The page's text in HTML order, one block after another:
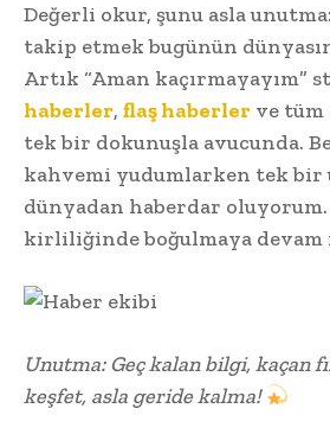
Değerli okur, şunu asla unutma:
takip etmek bugünün
Artık “Aman kaçırmayayım”
haberler, flaş haberler ve tüm
tek bir dokunuşla avucunda.
kahvemi yudumlarken tek bir
dünyadan haberdar
kirliliğinde boğulmaya devam
Unutma: Geç kalan bilgi, kaçan
keşfet, asla geride kalma!